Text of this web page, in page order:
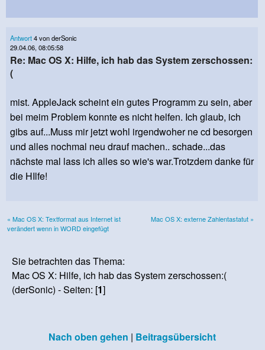
Antwort4 von derSonic
29.04.06, 08:05:58
Re: Mac OS X: Hilfe, ich hab das System zerschossen:
(
mist. AppleJack scheint ein gutes Programm zu sein, aber
bei meim Problem konnte es nicht helfen. Ich glaub, ich
gibs auf...Muss mir jetzt wohl irgendwoher ne cd besorgen
und alles nochmal neu drauf machen.. schade...das
nächste mal lass ich alles so wie's war.Trotzdem danke für
die HIlfe!
« Mac OS X: Textformat aus Internet ist
verändert wenn in WORD eingefügt
Mac OS X: externe Zahlentastatut »
Sie betrachten das Thema:
Mac OS X: Hilfe, ich hab das System zerschossen:(
(derSonic) - Seiten: [1]
Nach oben gehen | Beitragsübersicht